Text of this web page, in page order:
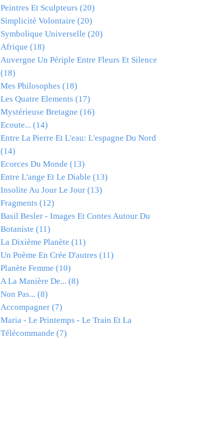
Peintres Et Sculpteurs (20)
Simplicité Volontaire (20)
Symbolique Universelle (20)
Afrique (18)
Auvergne Un Périple Entre Fleurs Et Silence
(18)
Mes Philosophes (18)
Les Quatre Elements (17)
Mystérieuse Bretagne (16)
Ecoute... (14)
Entre La Pierre Et L'eau: L'espagne Du Nord
(14)
Ecorces Du Monde (13)
Entre L'ange Et Le Diable (13)
Insolite Au Jour Le Jour (13)
Fragments (12)
Basil Besler - Images Et Contes Autour Du
Botaniste (11)
La Dixième Planète (11)
Un Poème En Crée D'autres (11)
Planète Femme (10)
A La Manière De... (8)
Non Pas... (8)
Accompagner (7)
Maria - Le Printemps - Le Train Et La
Télécommande (7)